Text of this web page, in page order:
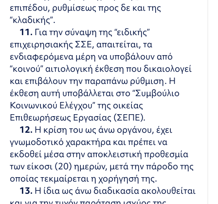
επιπέδου, ρυθμίσεως προς δε και της
“κλαδικής”.
11. Για την σύναψη της “ειδικής”
επιχειρησιακής ΣΣΕ, απαιτείται, τα
ενδιαφερόμενα μέρη να υποβάλουν από
“κοινού” αιτιολογική έκθεση που δικαιολογεί
και επιβάλουν την παραπάνω ρύθμιση. Η
έκθεση αυτή υποβάλλεται στο “Συμβούλιο
Κοινωνικού Ελέγχου” της οικείας
Επιθεωρήσεως Εργασίας (ΣΕΠΕ).
12. Η κρίση του ως άνω οργάνου, έχει
γνωμοδοτικό χαρακτήρα και πρέπει να
εκδοθεί μέσα στην αποκλειστική προθεσμία
των είκοσι (20) ημερών, μετά την πάροδο της
οποίας τεκμαίρεται η χορήγησή της.
13. Η ίδια ως άνω διαδικασία ακολουθείται